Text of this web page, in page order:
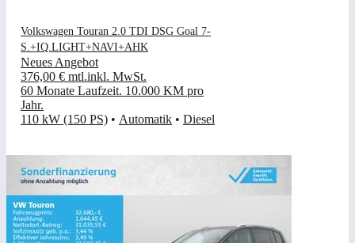
Volkswagen Touran 2.0 TDI DSG Goal 7-
S.+IQ.LIGHT+NAVI+AHK
Neues Angebot
376,00 € mtl.inkl. MwSt.
60 Monate Laufzeit. 10.000 KM pro
Jahr.
110 kW (150 PS) • Automatik • Diesel